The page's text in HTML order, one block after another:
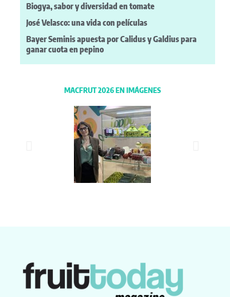
Biogya, sabor y diversidad en tomate
José Velasco: una vida con películas
Bayer Seminis apuesta por Calidus y Galdius para
ganar cuota en pepino
MACFRUT 2026 EN IMÁGENES